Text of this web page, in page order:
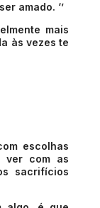
amado. ‘’
mais
às vezes te
escolhas
ver com as
sacrifícios